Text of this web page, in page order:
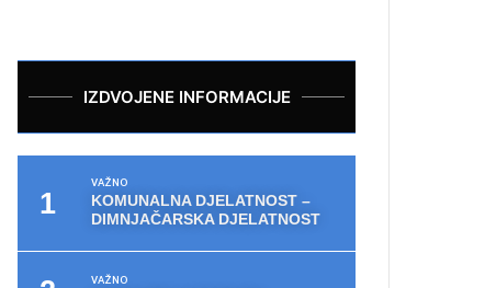
IZDVOJENE INFORMACIJE
VAŽNO
KOMUNALNA DJELATNOST –
DIMNJAČARSKA DJELATNOST
VAŽNO